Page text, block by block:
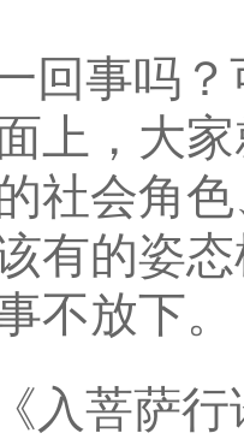
回事吗
上，大
社会角
有的姿
放下。
入菩萨